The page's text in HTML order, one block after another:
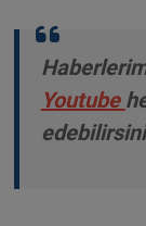
Youtube